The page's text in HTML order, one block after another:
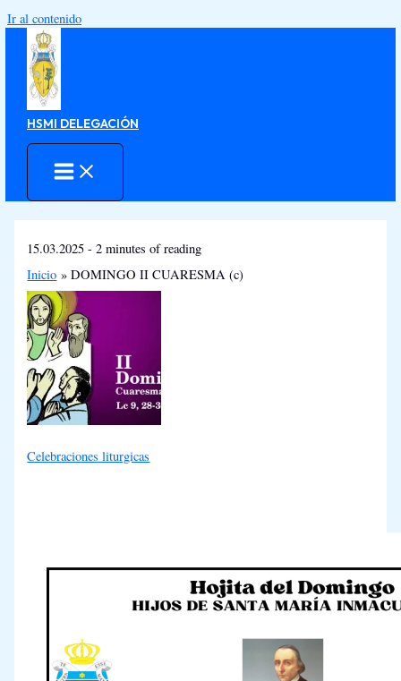
Ir al contenido
HSMI DELEGACIÓN
15.03.2025-2 minutes of reading
Inicio
DOMINGO II CUARESMA (c)
Celebraciones liturgicas